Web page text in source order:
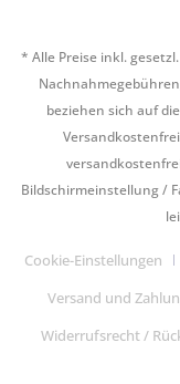
* Alle Preise inkl.
beziehen sich auf
Bildschirmeinstellung /
Cookie-Einstellungen
Versand und
Widerrufsrecht /